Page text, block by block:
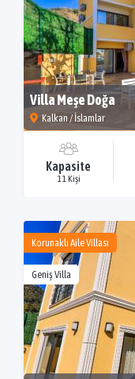
Villa Meşe Doğa
Kalkan / İslamlar
Kapasite
11 Kişi
Korunaklı Aile Villası
Geniş Villa